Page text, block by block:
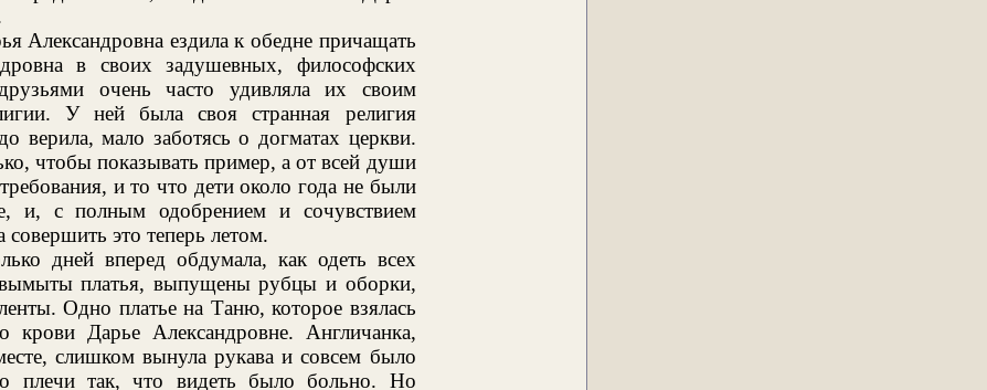
Александровна ездила к обедне причащать
в своих задушевных, философских
очень часто удивляла их своим
У ней была своя странная религия
верила, мало заботясь о догматах церкви.
чтобы показывать пример, а от всей души
и то что дети около года не были
и, с полным одобрением и сочувствием
это теперь летом.
дней вперед обдумала, как одеть всех
платья, выпущены рубцы и оборки,
Одно платье на Таню, которое взялась
крови Дарье Александровне. Англичанка,
слишком вынула рукава и совсем было
плечи так, что видеть было больно. Но